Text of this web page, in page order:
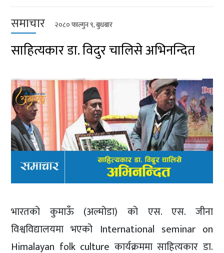
समाचार २०८० फाल्गुन ९, बुधबार
साहित्यकार डा. विदुर चालिसे अभिनन्दित
भारतको कुमाऊँ (अल्मोडा) को एस. एस. जीना
विश्वविद्यालयमा भएको International seminar on
Himalayan folk culture कार्यक्रममा साहित्यकार डा.